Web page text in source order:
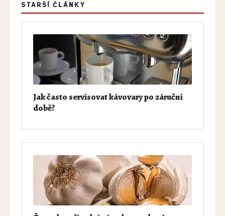
STARŠÍ ČLÁNKY
Jak často servisovat kávovary po záruční
době?